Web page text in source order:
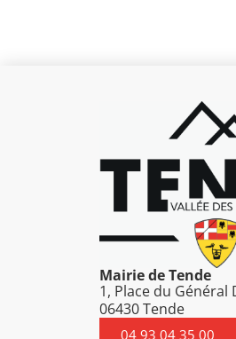
Mairie de Tende
1, Place du Général
06430 Tende
04 93 04 35 00